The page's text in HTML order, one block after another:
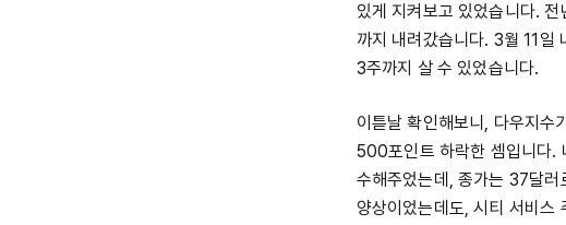
있게 지켜보고 있었습니다.
까지 내려갔습니다. 3월 11일
3주까지 살 수 있었습니다.
이튿날 확인해보니, 다우지
500포인트 하락한 셈입니다.
수해주었는데, 종가는 37달
양상이었는데도, 시티 서비스